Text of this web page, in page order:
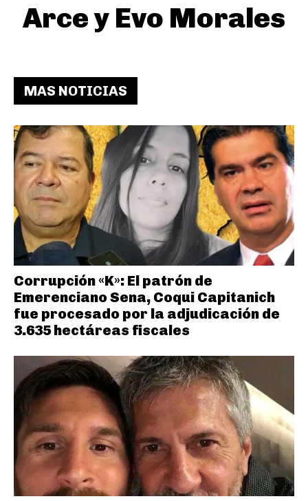
Arce y Evo Morales
MAS NOTICIAS
Corrupción «K»: El patrón de
Emerenciano Sena, Coqui Capitanich
fue procesado por la adjudicación de
3.635 hectáreas fiscales